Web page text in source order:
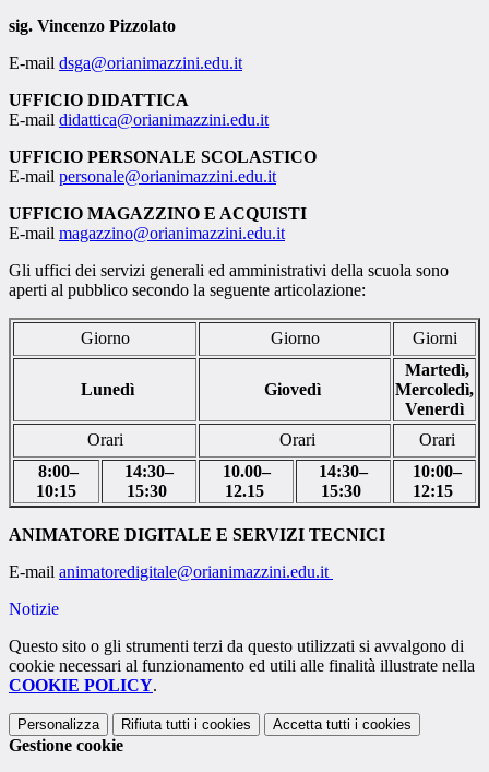
sig. Vincenzo Pizzolato
E-mail dsga@orianimazzini.edu.it
UFFICIO DIDATTICA
E-mail didattica@orianimazzini.edu.it
UFFICIO PERSONALE SCOLASTICO
E-mail personale@orianimazzini.edu.it
UFFICIO MAGAZZINO E ACQUISTI
E-mail magazzino@orianimazzini.edu.it
Gli uffici dei servizi generali ed amministrativi della scuola sono
aperti al pubblico secondo la seguente articolazione:
Giorno Giorno Giorni
Lunedì Giovedì
Martedì,
Mercoledì,
Venerdì
Orari
Orari
Orari
8:00–
10:15
14:30–
15:30
10.00–
12.15
14:30–
15:30
10:00–
12:15
ANIMATORE DIGITALE E SERVIZI TECNICI
E-mail animatoredigitale@orianimazzini.edu.it
Notizie
Questo sito o gli strumenti terzi da questo utilizzati si avvalgono di
cookie necessari al funzionamento ed utili alle finalità illustrate nella
COOKIE POLICY.
Personalizza Rifiuta tutti i cookies Accetta tutti i cookies
Gestione cookie